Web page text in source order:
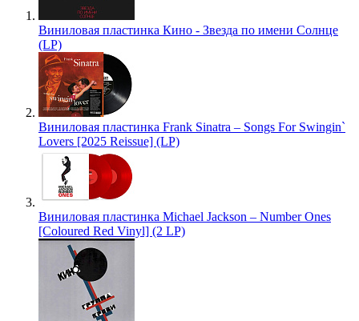
Виниловая пластинка Кино - Звезда по имени Солнце
(LP)
Виниловая пластинка Frank Sinatra – Songs For Swingin`
Lovers [2025 Reissue] (LP)
Виниловая пластинка Michael Jackson – Number Ones
[Coloured Red Vinyl] (2 LP)